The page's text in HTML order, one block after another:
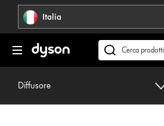
navigazione Italia
Cerca
su
Diffusore